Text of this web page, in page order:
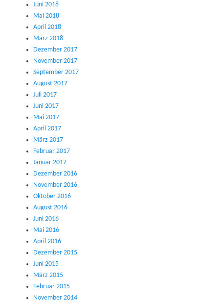
Juni 2018
Mai 2018
April 2018
März 2018
Dezember 2017
November 2017
September 2017
August 2017
Juli 2017
Juni 2017
Mai 2017
April 2017
März 2017
Februar 2017
Januar 2017
Dezember 2016
November 2016
Oktober 2016
August 2016
Juni 2016
Mai 2016
April 2016
Dezember 2015
Juni 2015
März 2015
Februar 2015
November 2014